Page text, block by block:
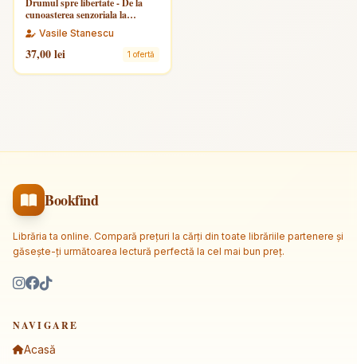
Drumul spre libertate - De la
cunoasterea senzoriala la
transcunoastere
Vasile Stanescu
37,00 lei 1 ofertă
Bookfind
Librăria ta online. Compară prețuri la cărți din toate librăriile partenere și
găsește-ți următoarea lectură perfectă la cel mai bun preț.
NAVIGARE
Acasă